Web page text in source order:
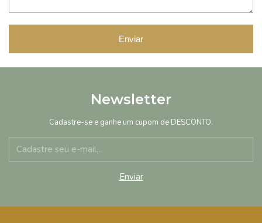
Enviar
Newsletter
Cadastre-se e ganhe um cupom de DESCONTO.